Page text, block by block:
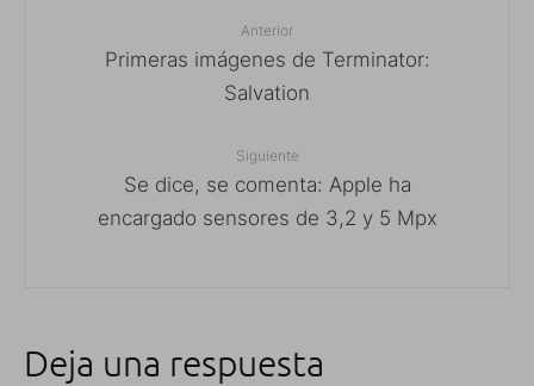
Anterior
Primeras imágenes de Terminator:
Salvation
Siguiente
Se dice, se comenta: Apple ha
encargado sensores de 3,2 y 5 Mpx
Deja una respuesta